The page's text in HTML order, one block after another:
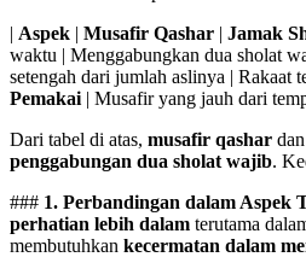
| Aspek | Musafir Qashar | Jamak
waktu | Menggabungkan dua sholat
setengah dari jumlah aslinya | Rakaat
Pemakai | Musafir yang jauh dari
Dari tabel di atas, musafir qashar dan
penggabungan dua sholat wajib.
### 1. Perbandingan dalam Aspek
perhatian lebih dalam terutama
membutuhkan kecermatan dalam